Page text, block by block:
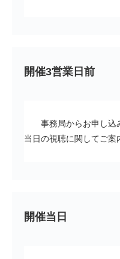
開催3営業日前
事務局からお申し込
当日の視聴に関してご案
開催当日